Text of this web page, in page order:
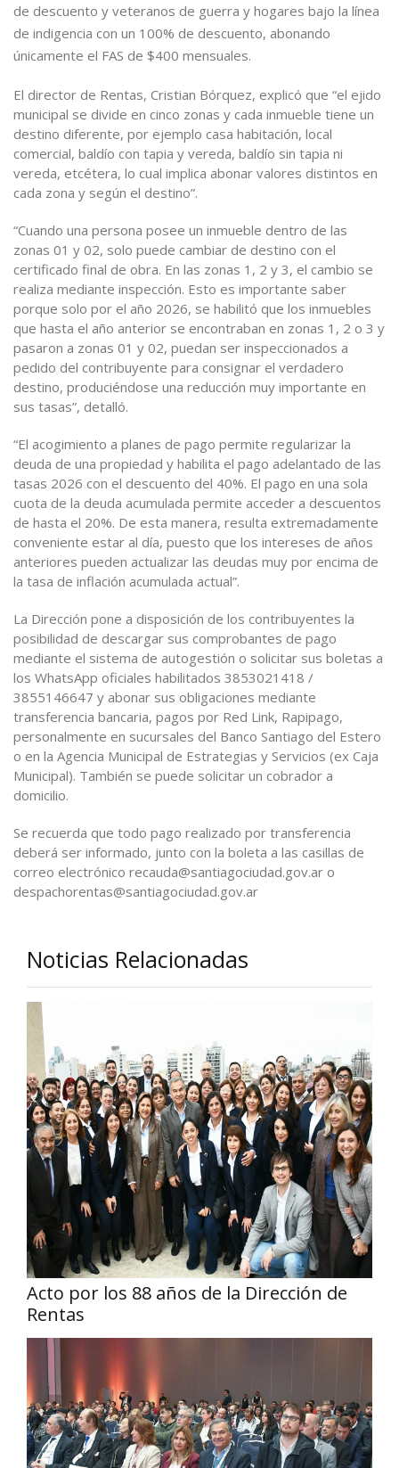
de descuento y veteranos de guerra y hogares bajo la línea
de indigencia con un 100% de descuento, abonando
únicamente el FAS de $400 mensuales.
El director de Rentas, Cristian Bórquez, explicó que “el ejido
municipal se divide en cinco zonas y cada inmueble tiene un
destino diferente, por ejemplo casa habitación, local
comercial, baldío con tapia y vereda, baldío sin tapia ni
vereda, etcétera, lo cual implica abonar valores distintos en
cada zona y según el destino”.
“Cuando una persona posee un inmueble dentro de las
zonas 01 y 02, solo puede cambiar de destino con el
certificado final de obra. En las zonas 1, 2 y 3, el cambio se
realiza mediante inspección. Esto es importante saber
porque solo por el año 2026, se habilitó que los inmuebles
que hasta el año anterior se encontraban en zonas 1, 2 o 3 y
pasaron a zonas 01 y 02, puedan ser inspeccionados a
pedido del contribuyente para consignar el verdadero
destino, produciéndose una reducción muy importante en
sus tasas”, detalló.
“El acogimiento a planes de pago permite regularizar la
deuda de una propiedad y habilita el pago adelantado de las
tasas 2026 con el descuento del 40%. El pago en una sola
cuota de la deuda acumulada permite acceder a descuentos
de hasta el 20%. De esta manera, resulta extremadamente
conveniente estar al día, puesto que los intereses de años
anteriores pueden actualizar las deudas muy por encima de
la tasa de inflación acumulada actual”.
La Dirección pone a disposición de los contribuyentes la
posibilidad de descargar sus comprobantes de pago
mediante el sistema de autogestión o solicitar sus boletas a
los WhatsApp oficiales habilitados 3853021418 /
3855146647 y abonar sus obligaciones mediante
transferencia bancaria, pagos por Red Link, Rapipago,
personalmente en sucursales del Banco Santiago del Estero
o en la Agencia Municipal de Estrategias y Servicios (ex Caja
Municipal). También se puede solicitar un cobrador a
domicilio.
Se recuerda que todo pago realizado por transferencia
deberá ser informado, junto con la boleta a las casillas de
correo electrónico recauda@santiagociudad.gov.ar o
despachorentas@santiagociudad.gov.ar
Noticias Relacionadas
Acto por los 88 años de la Dirección de
Rentas